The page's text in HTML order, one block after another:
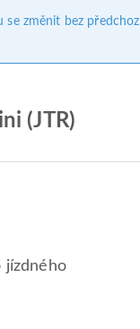
změnit bez
(JTR)
jízdného